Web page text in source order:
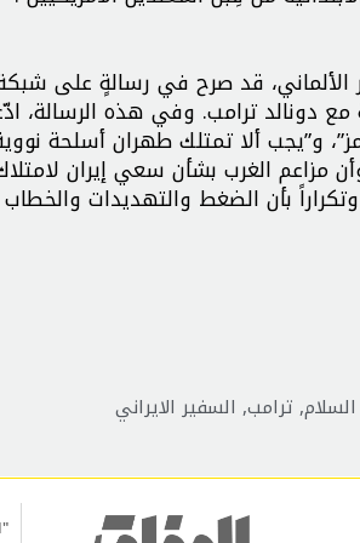
دونالد ترامب. وفي هذه الرسالة،
و”يجب ألا تمتلك طهران أسلحة
مزاعم الغرب بشأن سعي إيران
وتكراراً بأن الضغط والتهديدات
السلام, ترامب, السفير الايراني